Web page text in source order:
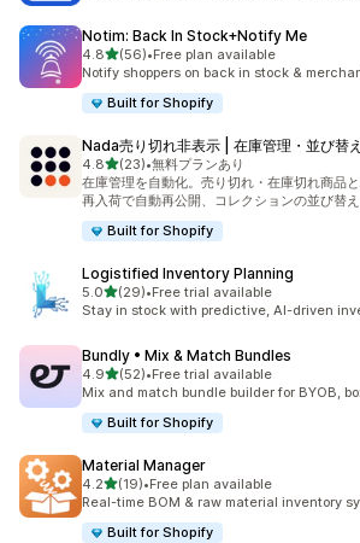
Notim: Back In Stock+Notify Me
4.85つ星中
(56)
合計レビュー数：56件
•Free plan available
Notify shoppers on back in stock &
Built for Shopify
Nada売り切れ非表示 | 在庫管理・並び替
4.85つ星中
(23)
合計レビュー数：23件
•無料プランあり
在庫管理を自動化。売り切れ・在庫切れ商品
再入荷で自動再公開、コレクションの並び替え
Built for Shopify
Logistified Inventory Planning
5.05つ星中
(29)
合計レビュー数：29件
•Free trial available
Stay in stock with predictive, AI-driven
Bundly • Mix & Match Bundles
4.95つ星中
(52)
合計レビュー数：52件
•Free trial available
Mix and match bundle builder for BYOB,
Built for Shopify
Material Manager
4.25つ星中
(19)
合計レビュー数：19件
•Free plan available
Real-time BOM & raw material inventory
Built for Shopify